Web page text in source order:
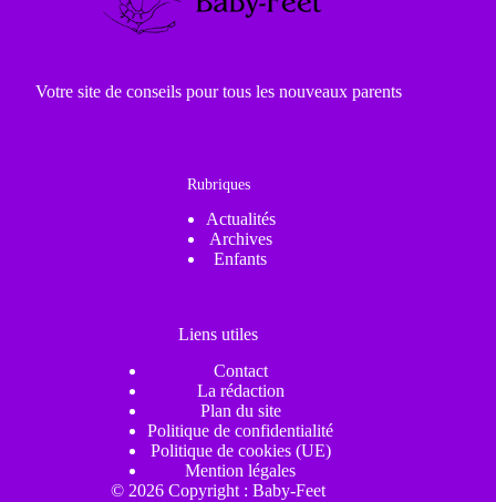
Votre site de conseils pour tous les nouveaux parents
Rubriques
Actualités
Archives
Enfants
Liens utiles
Contact
La rédaction
Plan du site
Politique de confidentialité
Politique de cookies (UE)
Mention légales
© 2026 Copyright : Baby-Feet